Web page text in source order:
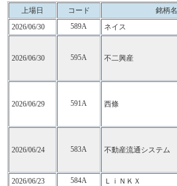
上場日 コード 銘柄名
2026/06/30
589A ネイス
2026/06/30 595A 不二興産
2026/06/29 591A 西條
2026/06/24 583A 不動産流通システム
2026/06/23
584A ＬｉＮＫＸ